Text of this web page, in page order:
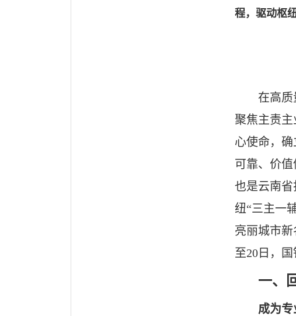
程，驱动枢
在高质
聚焦主责
心使命，
可靠、价
也是云南
纽“三主一
亮丽城市
至20日，
一、
成为专